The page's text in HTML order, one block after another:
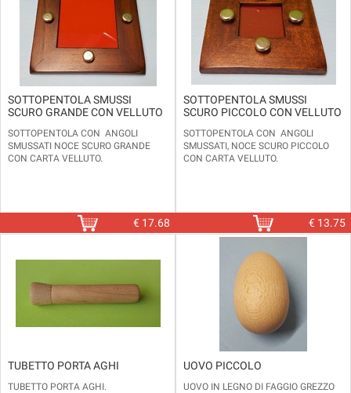
SOTTOPENTOLA SMUSSI
SCURO GRANDE CON VELLUTO
SOTTOPENTOLA CON ANGOLI
SMUSSATI NOCE SCURO GRANDE
CON CARTA VELLUTO.
€ 17.68
SOTTOPENTOLA SMUSSI
SCURO PICCOLO CON VELLUTO
SOTTOPENTOLA CON ANGOLI
SMUSSATI, NOCE SCURO PICCOLO
CON CARTA VELLUTO.
€ 13.75
TUBETTO PORTA AGHI
TUBETTO PORTA AGHI.
UOVO PICCOLO
UOVO IN LEGNO DI FAGGIO GREZZO